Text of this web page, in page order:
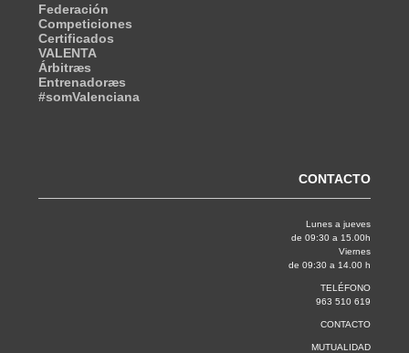
Federación
Competiciones
Certificados
VALENTA
Árbitræs
Entrenadoræs
#somValenciana
CONTACTO
Lunes a jueves
de 09:30 a 15.00h
Viernes
de 09:30 a 14.00 h
TELÉFONO
963 510 619
CONTACTO
MUTUALIDAD